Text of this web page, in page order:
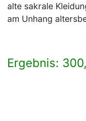
alte sakrale
am Unhang
Ergebnis: